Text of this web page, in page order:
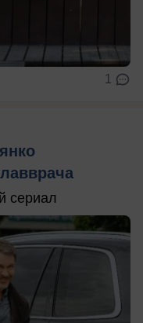
1
сериал